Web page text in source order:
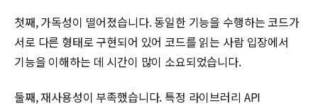
첫째, 가독성이 떨어졌습니다. 동일한 기능을 수행하는 코드가
서로 다른 형태로 구현되어 있어 코드를 읽는 사람 입장에서
기능을 이해하는 데 시간이 많이 소요되었습니다.
둘째, 재사용성이 부족했습니다. 특정 라이브러리 API